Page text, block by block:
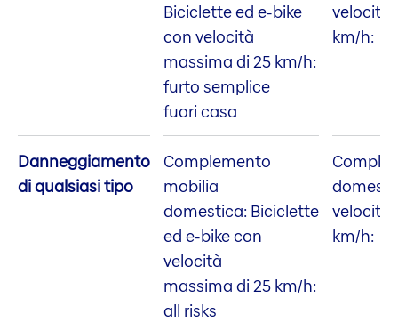
Biciclette ed e-bike
con velocità
massima di 25 km/h:
furto semplice
fuori casa
velocità
km/h:
Danneggiamento
di qualsiasi tipo
Complemento
mobilia
domestica: Biciclette
ed e-bike con
velocità
massima di 25 km/h:
all risks
velocità
km/h: